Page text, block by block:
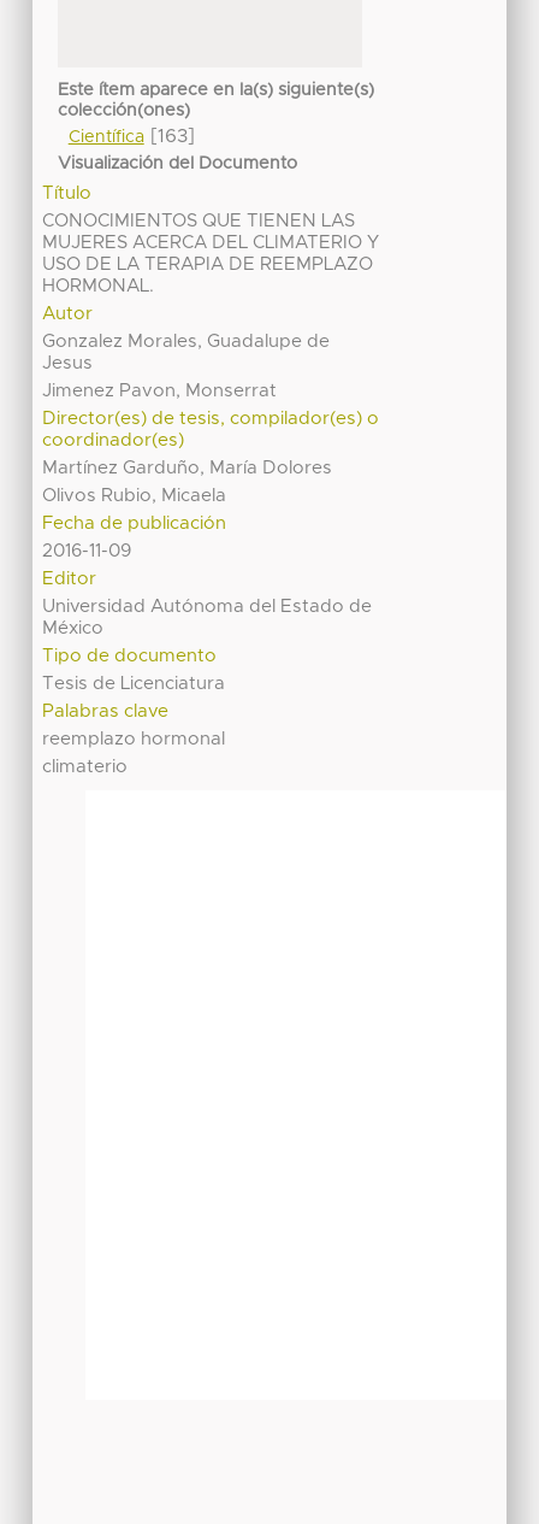
Este ítem aparece en la(s) siguiente(s)
colección(ones)
Científica[163]
Visualización del Documento
Título
CONOCIMIENTOS QUE TIENEN LAS
MUJERES ACERCA DEL CLIMATERIO Y
USO DE LA TERAPIA DE REEMPLAZO
HORMONAL.
Autor
Gonzalez Morales, Guadalupe de
Jesus
Jimenez Pavon, Monserrat
Director(es) de tesis, compilador(es) o
coordinador(es)
Martínez Garduño, María Dolores
Olivos Rubio, Micaela
Fecha de publicación
2016-11-09
Editor
Universidad Autónoma del Estado de
México
Tipo de documento
Tesis de Licenciatura
Palabras clave
reemplazo hormonal
climaterio